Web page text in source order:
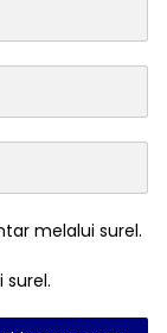
melalui surel.
surel.